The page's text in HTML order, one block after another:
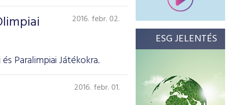
2016. febr. 02.
Paralimpiai Játékokra.
2016. febr. 01.
ESG JELENTÉS